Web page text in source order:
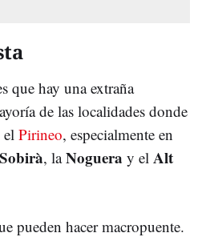
que hay una extraña
de las localidades donde
el Pirineo, especialmente en
, laNoguera y el Alt
pueden hacer macropuente.